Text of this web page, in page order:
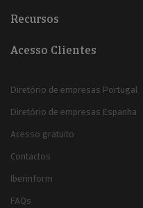
Recursos
Acesso Clientes
Diretório de empresas Portugal
Diretório de empresas Espanha
Acesso gratuito
Contactos
Iberinform
FAQs